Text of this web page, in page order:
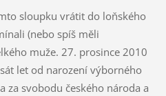
sloupku vrátit do loňského
(nebo spíš měli
muže. 27. prosince 2010
let od narození výborného
za svobodu českého národa a